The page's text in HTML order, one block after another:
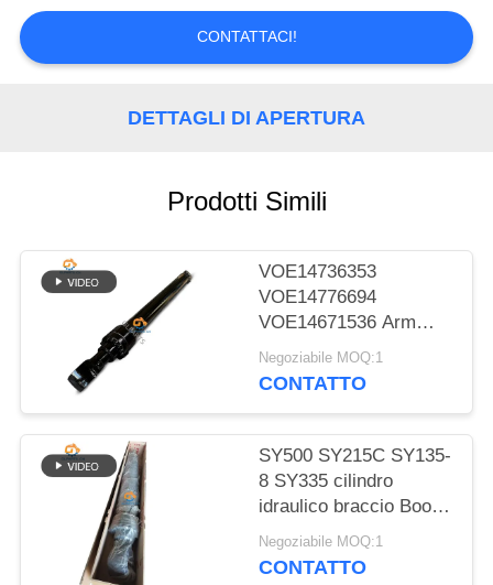
CASI
POLITICA
SULLA
PRIVACY
CONTATTACI!
DETTAGLI DI APERTURA
Prodotti Simili
VOE14736353
VOE14776694
VOE14671536 Arm
Boom Bucket cilindro
idraulico per EC480D
Negoziabile MOQ:1
CONTATTO
SY500 SY215C SY135-
8 SY335 cilindro
idraulico braccio Boom
secchio cilindro sul
escavatore
Negoziabile MOQ:1
CONTATTO